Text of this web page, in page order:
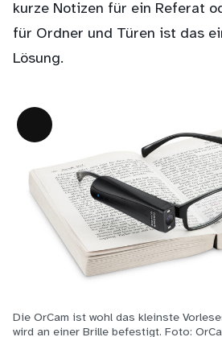
kurze Notizen für ein Referat
für Ordner und Türen ist das
Lösung.
Lange
Beschreibung
Die OrCam ist wohl das kleinste
wird an einer Brille befestigt. Foto: